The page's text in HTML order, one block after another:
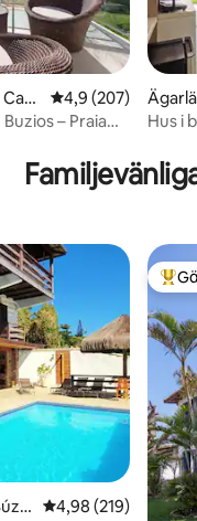
4,9 av 5 i
4,9 (207)
– Praia
ouso
Hus i
4,98 av 5 i
4,98 (219)